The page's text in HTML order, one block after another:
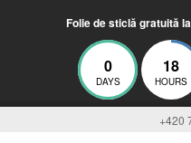
Folie de sticlă gratuită
0
DAYS
18
HOURS
+420